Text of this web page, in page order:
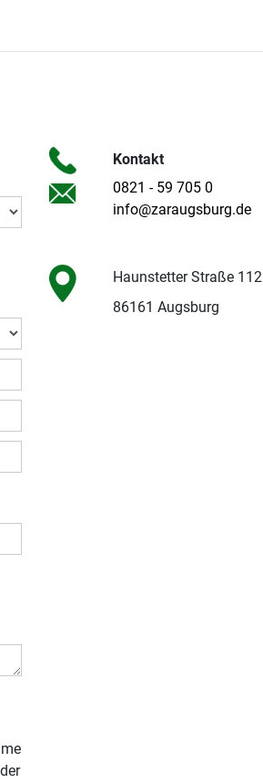
Kontakt
0821 - 59 705 0
info@zaraugsburg.de
Haunstetter Straße 112
86161 Augsburg